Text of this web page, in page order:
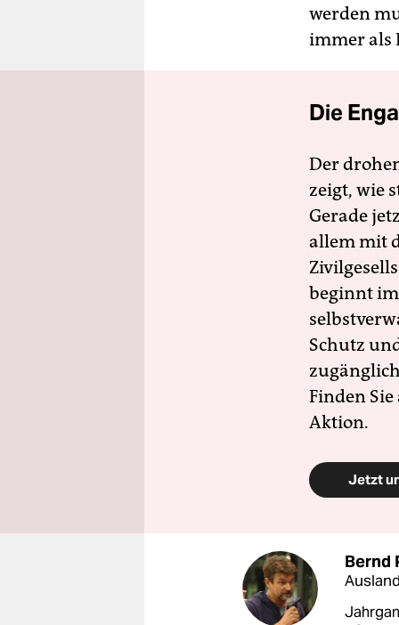
werden
immer als
Die
Der
zeigt, wie
Gerade
allem mit
beginnt
Schutz
Finden
Aktion.
Jetzt
Bernd